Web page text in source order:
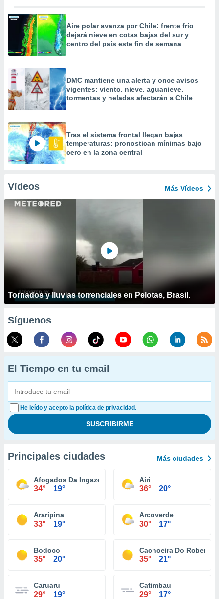
Aire polar avanza por Chile: frente frío
dejará nieve en cotas bajas del sur y
centro del país este fin de semana
DMC mantiene una alerta y once avisos
vigentes: viento, nieve, aguanieve,
tormentas y heladas afectarán a Chile
Tras el sistema frontal llegan bajas
temperaturas: pronostican mínimas bajo
cero en la zona central
Vídeos Más Vídeos
Tornados y lluvias torrenciales en Pelotas, Brasil.
Síguenos
El Tiempo en tu email
He leído y acepto la política de privacidad.
Principales ciudades Más ciudades
Afogados Da Ingazeira
34° 19°
Airi
36° 20°
Araripina
33° 19°
Arcoverde
30° 17°
Bodoco
35° 20°
Cachoeira Do Roberto
35° 21°
Caruaru
29° 19°
Catimbau
29° 17°